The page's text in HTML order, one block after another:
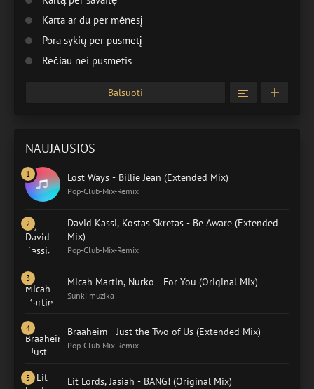
Karta ar du per mėnesį
Pora sykių per pusmetį
Rečiau nei pusmetis
Balsuoti
NAUJAUSIOS
Lost Ways - Billie Jean (Extended Mix)
Pop-Club-Mix-Remix
David Kassi, Kostas Skretas - Be Aware (Extended
Mix)
Pop-Club-Mix-Remix
Micah Martin, Nurko - For You (Original Mix)
Sunki muzika
Braaheim - Just the Two of Us (Extended Mix)
Pop-Club-Mix-Remix
Lit Lords, Jasiah - BANG! (Original Mix)